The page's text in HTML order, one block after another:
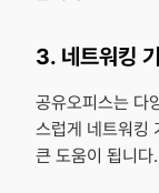
3. 네트워킹
공유오피스는 다
스럽게 네트워킹
큰 도움이 됩니다.